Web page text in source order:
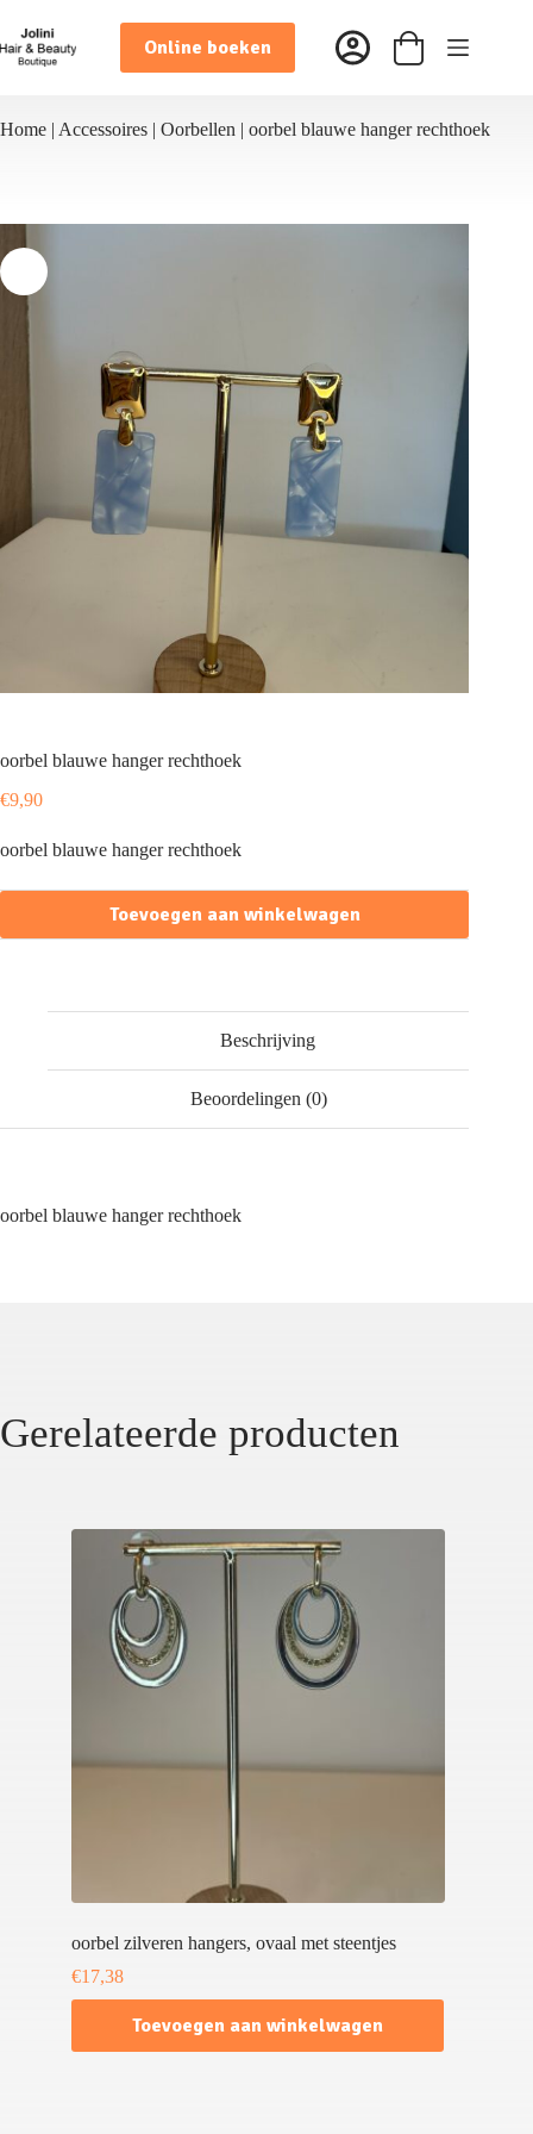
naar
de
inhoud
Online boeken Winkelwagen
Home | Accessoires | Oorbellen | oorbel blauwe hanger rechthoek
oorbel blauwe hanger rechthoek
€9,90
oorbel blauwe hanger rechthoek
Toevoegen aan winkelwagen
Beschrijving
Beoordelingen (0)
oorbel blauwe hanger rechthoek
Gerelateerde producten
oorbel zilveren hangers, ovaal met steentjes
€17,38
Toevoegen aan winkelwagen